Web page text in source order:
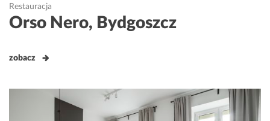
Restauracja
Orso Nero, Bydgoszcz
zobacz